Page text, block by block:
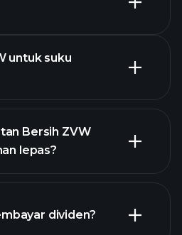
ZVW
untuk suku
laporan
Bersih ZVW
lepas?
dividen?